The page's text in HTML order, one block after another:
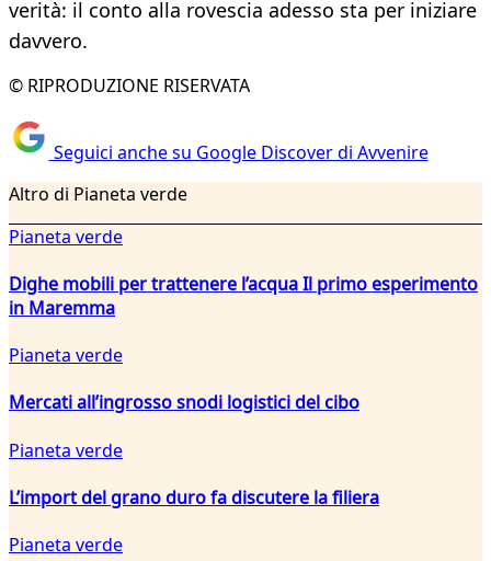
verità: il conto alla rovescia adesso sta per iniziare
davvero.
© RIPRODUZIONE RISERVATA
Seguici anche su Google Discover di Avvenire
Altro di Pianeta verde
Pianeta verde
Dighe mobili per trattenere l’acqua Il primo esperimento
in Maremma
Pianeta verde
Mercati all’ingrosso snodi logistici del cibo
Pianeta verde
L’import del grano duro fa discutere la filiera
Pianeta verde